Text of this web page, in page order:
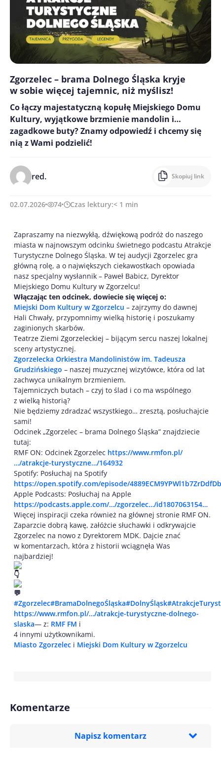
Zgorzelec – brama Dolnego Śląska kryje
w sobie więcej tajemnic, niż myślisz!
Co łączy majestatyczną kopułę Miejskiego Domu
Kultury, wyjątkowe brzmienie mandolin i…
zagadkowe buty? Znamy odpowiedź i chcemy się
nią z Wami podzielić!
red. Skopiuj link
02.07.2026 74 Czas lektury:< 1 min
Zapraszamy na niezwykłą, dźwiękową podróż do naszego
miasta w najnowszym odcinku świetnego podcastu Atrakcje
Turystyczne Dolnego Śląska. W tej audycji Zgorzelec gra
główną rolę, a o największych ciekawostkach opowiada
nasz specjalny wysłannik – Paweł Babicz, Dyrektor
Miejskiego Domu Kultury w Zgorzelcu!
Włączając ten odcinek, dowiecie się więcej o:
Miejski Dom Kultury w Zgorzelcu – zajrzymy do dawnej
Hali Chwały, przypomnimy wielką historię i poszukamy
zaginionych skarbów.
Teatrze Ziemi Zgorzeleckiej – bijącym sercu naszej lokalnej
sceny artystycznej.
Zgorzelecka Orkiestra Mandolinistów im. Tadeusza
Grudzińskiego – naszej muzycznej wizytówce, która od lat
zachwyca unikalnym brzmieniem.
Tajemniczych butach – czyj to ślad i co ma wspólnego
z wielką historią?
Nie będziemy zdradzać wszystkiego… zresztą, posłuchajcie
sami!
Odcinek „Zgorzelec – brama Dolnego Śląska” znajdziecie
tutaj:
RMF ON: Odcinek Zgorzelec https://www.rmfon.pl/
…/atrakcje-turystyczne…/164932
Spotify: Posłuchaj na Spotify
https://open.spotify.com/episode/
Apple Podcasts: Posłuchaj na Apple
https://podcasts.apple.com/…/zgorzelec…/id1807063154…
Więcej inspiracji czeka również na głównej stronie RMF ON.
Zaparzcie dobrą kawę, załóżcie słuchawki i odkrywajcie
Zgorzelec na nowo z Dyrektorem MDK. Dajcie znać
w komentarzach, która z historii wciągnęła Was
najbardziej!
#Zgorzelec#BramaDolnegoŚląska#DolnyŚląsk
https://www.rmfon.pl/…/atrakcje-turystyczne-dolnego-
slaska— z: RMF FM i
4 innymi użytkownikami.
Miasto Zgorzelec i Miejski Dom Kultury w Zgorzelcu
Komentarze
Napisz komentarz